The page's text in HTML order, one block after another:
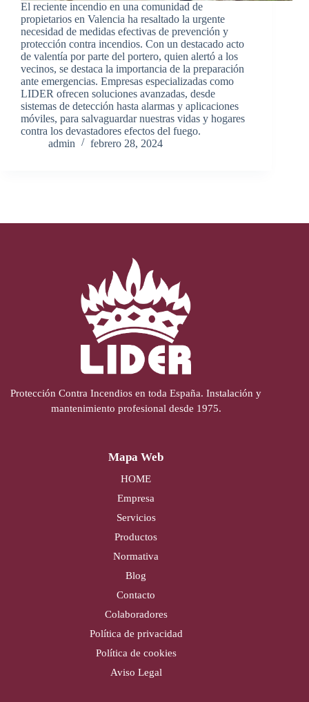
El reciente incendio en una comunidad de
propietarios en Valencia ha resaltado la urgente
necesidad de medidas efectivas de prevención y
protección contra incendios. Con un destacado acto
de valentía por parte del portero, quien alertó a los
vecinos, se destaca la importancia de la preparación
ante emergencias. Empresas especializadas como
LIDER ofrecen soluciones avanzadas, desde
sistemas de detección hasta alarmas y aplicaciones
móviles, para salvaguardar nuestras vidas y hogares
contra los devastadores efectos del fuego.
admin
febrero 28, 2024
Protección Contra Incendios en toda España. Instalación y
mantenimiento profesional desde 1975.
Mapa Web
HOME
Empresa
Servicios
Productos
Normativa
Blog
Contacto
Colaboradores
Política de privacidad
Política de cookies
Aviso Legal